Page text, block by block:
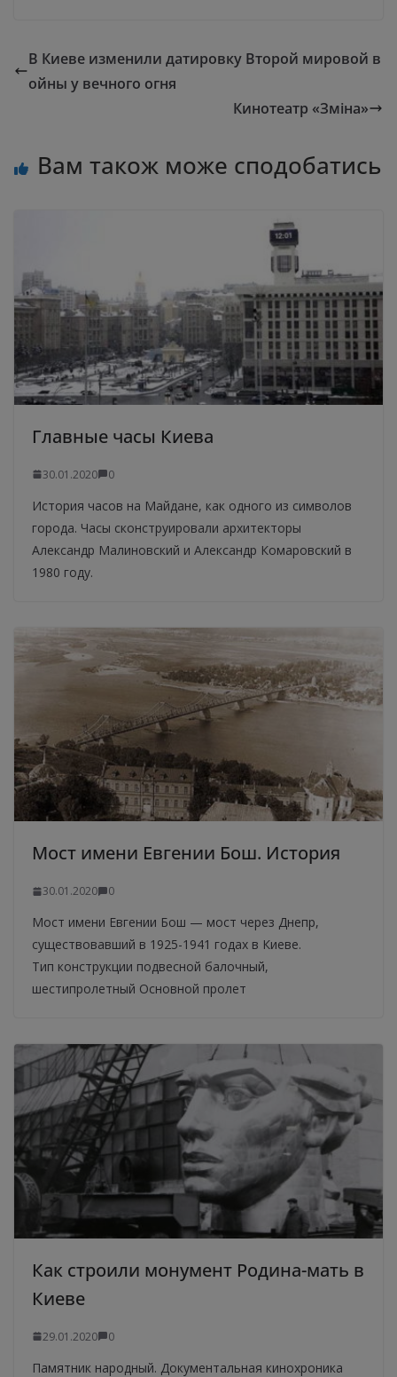
В Киеве изменили датировку Второй мировой в
ойны у вечного огня
Кинотеатр «Зміна»
Вам також може сподобатись
Главные часы Киева
30.01.2020 0
История часов на Майдане, как одного из символов
города. Часы сконструировали архитекторы
Александр Малиновский и Александр Комаровский в
1980 году.
Мост имени Евгении Бош. История
30.01.2020 0
Мост имени Евгении Бош — мост через Днепр,
существовавший в 1925-1941 годах в Киеве.
Тип конструкции подвесной балочный,
шестипролетный Основной пролет
Как строили монумент Родина-мать в
Киеве
29.01.2020 0
Памятник народный. Документальная кинохроника